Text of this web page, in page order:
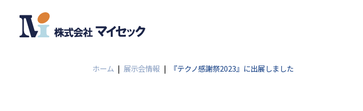
ホーム | 展示会情報 | 『テクノ感謝祭2023』に出展しました